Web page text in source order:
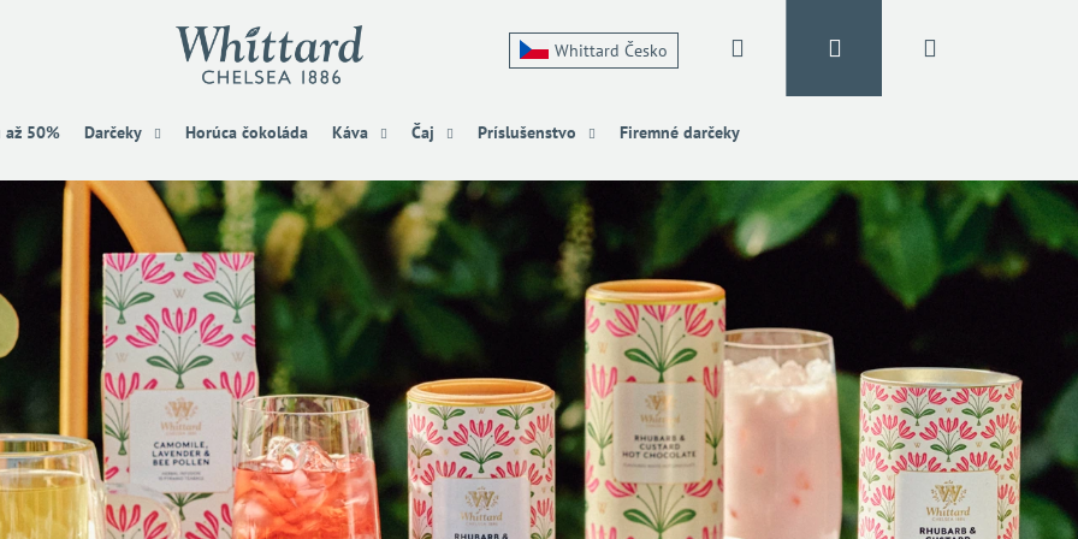
až 50% Darčeky Horúca čokoláda Káva Čaj Príslušenstvo Firemné darčeky
Whittard Česko Prihlásenie
Čo potrebujete nájsť?
HĽADAŤ
Odporúčame